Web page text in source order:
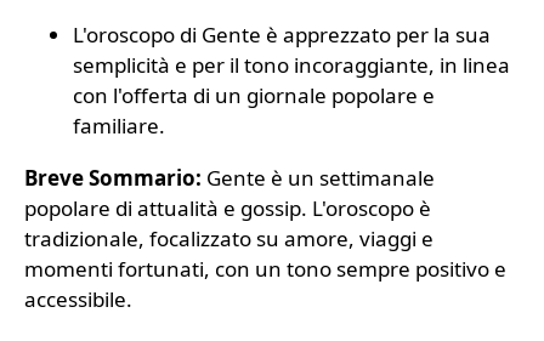
L'oroscopo di Gente è apprezzato per la sua
semplicità e per il tono incoraggiante, in linea
con l'offerta di un giornale popolare e
familiare.
Breve Sommario: Gente è un settimanale
popolare di attualità e gossip. L'oroscopo è
tradizionale, focalizzato su amore, viaggi e
momenti fortunati, con un tono sempre positivo e
accessibile.